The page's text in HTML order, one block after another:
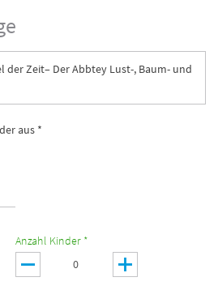
der Zeit– Der Abbtey Lust-, Baum- und
aus *
Anzahl Kinder *